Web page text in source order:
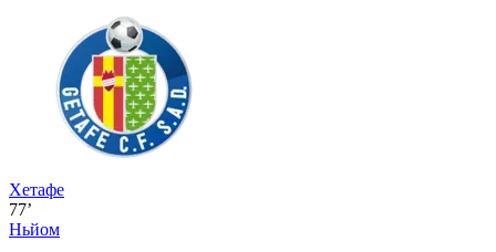
Хетафе
77’
Ньйом